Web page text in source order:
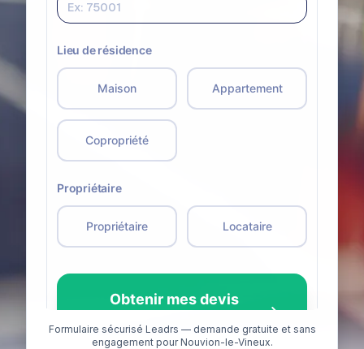
Formulaire sécurisé Leadrs — demande gratuite et sans
engagement pour Nouvion-le-Vineux.